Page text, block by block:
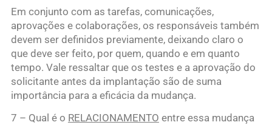
Em conjunto com as tarefas, comunicações,
aprovações e colaborações, os responsáveis também
devem ser definidos previamente, deixando claro o
que deve ser feito, por quem, quando e em quanto
tempo. Vale ressaltar que os testes e a aprovação do
solicitante antes da implantação são de suma
importância para a eficácia da mudança.
7 – Qual é o RELACIONAMENTO entre essa mudança